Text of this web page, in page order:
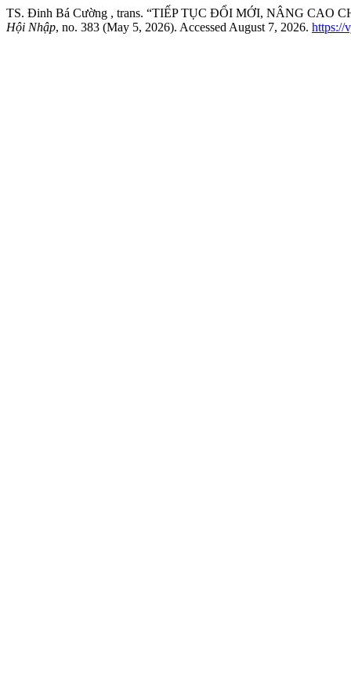
TS. Đinh Bá Cường , trans. “TIẾP TỤC ĐỔI MỚI, NÂNG CAO
Hội Nhập, no. 383 (May 5, 2026). Accessed August 7, 2026. https://